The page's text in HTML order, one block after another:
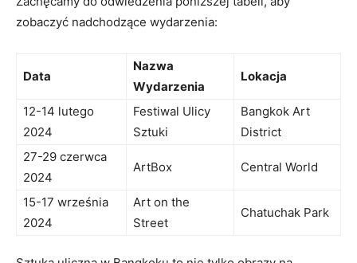
zobaczyć nadchodzące wydarzenia:
Data
Nazwa
Wydarzenia
Lokacja
12-14 lutego
2024
Festiwal Ulicy
Sztuki
Bangkok Art
District
27-29 czerwca
2024
ArtBox Central World
15-17 września
2024
Art on the
Street
Chatuchak Park